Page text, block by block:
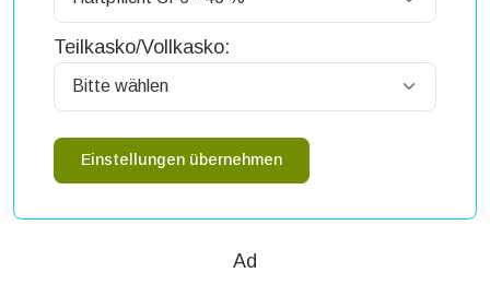
Teilkasko/Vollkasko:
Einstellungen übernehmen
Ad